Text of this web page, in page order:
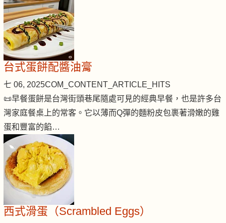
台式蛋餅配醬油膏
七 06, 2025COM_CONTENT_ARTICLE_HITS
📜早餐蛋餅是台灣街頭巷尾隨處可見的經典早餐，也是許多台
灣家庭餐桌上的常客。它以薄而Q彈的麵粉皮包裹著滑嫩的雞
蛋和豐富的餡…
西式滑蛋（Scrambled Eggs）